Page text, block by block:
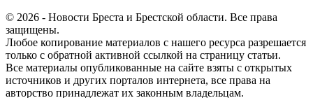
© 2026 - Новости Бреста и Брестской области. Все права
защищены.
Любое копирование материалов с нашего ресурса разрешается
только с обратной активной ссылкой на страницу статьи.
Все материалы опубликованные на сайте взяты с открытых
источников и других порталов интернета, все права на
авторство принадлежат их законным владельцам.